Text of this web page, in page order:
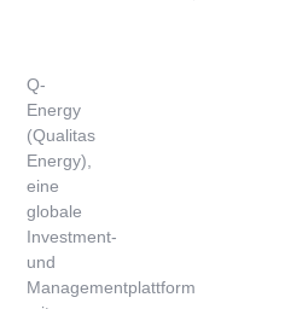
Q-
Energy
(Qualitas
Energy),
eine
globale
Investment-
und
Managementplattform